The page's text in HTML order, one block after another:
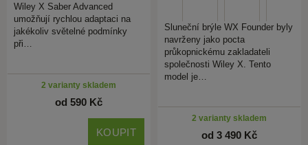
Wiley X Saber Advanced
umožňují rychlou adaptaci na
jakékoliv světelné podmínky
při…
2 varianty skladem
od 590 Kč
KOUPIT
Sluneční brýle WX Founder byly
navrženy jako pocta
průkopnickému zakladateli
společnosti Wiley X. Tento
model je…
2 varianty skladem
od 3 490 Kč